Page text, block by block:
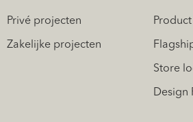
Privé projecten
Zakelijke projecten
Store
Design